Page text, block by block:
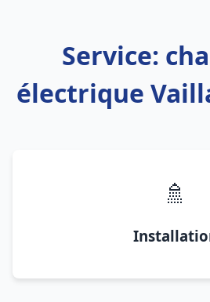
Service:
électrique
🚿